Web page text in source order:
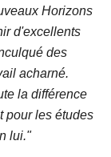
Horizons
d'excellents
des
acharné.
la différence
pour les études
lui."